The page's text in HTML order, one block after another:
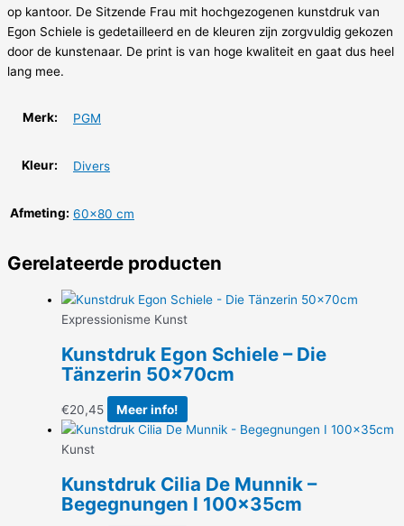
op kantoor. De Sitzende Frau mit hochgezogenen kunstdruk van
Egon Schiele is gedetailleerd en de kleuren zijn zorgvuldig gekozen
door de kunstenaar. De print is van hoge kwaliteit en gaat dus heel
lang mee.
Merk: PGM
Kleur: Divers
Afmeting: 60×80 cm
Gerelateerde producten
Expressionisme Kunst
Kunstdruk Egon Schiele – Die
Tänzerin 50x70cm
€20,45 Meer info!
Kunst
Kunstdruk Cilia De Munnik –
Begegnungen I 100x35cm